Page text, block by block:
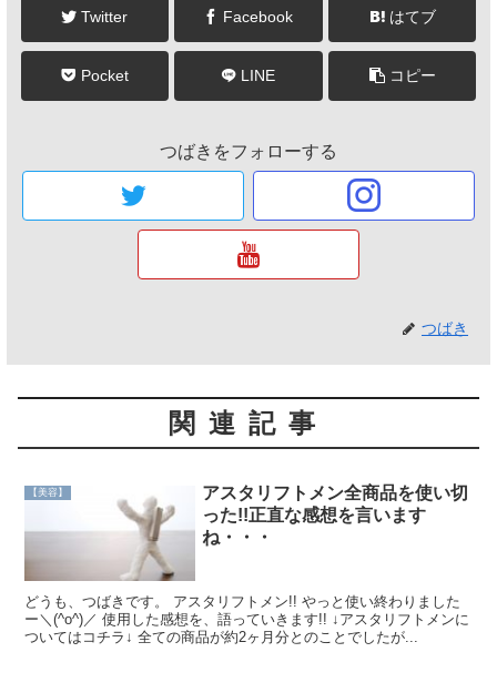
Twitter Facebook はてブ
Pocket LINE コピー
つばきをフォローする
つばき
関連記事
【美容】
アスタリフトメン全商品を使い切
った!!正直な感想を言います
ね・・・
どうも、つばきです。 アスタリフトメン!! やっと使い終わりました
ー＼(^o^)／ 使用した感想を、語っていきます!! ↓アスタリフトメンに
ついてはコチラ↓ 全ての商品が約2ヶ月分とのことでしたが...